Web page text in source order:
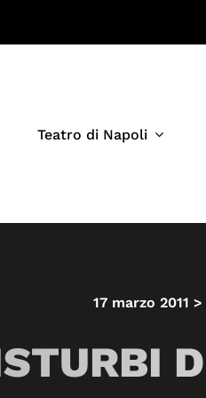
Teatro di Napoli
17 marzo 2011